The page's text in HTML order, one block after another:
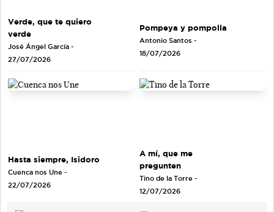
Verde, que te quiero
verde
José Ángel García -
27/07/2026
Pompeya y pompolla
Antonio Santos -
18/07/2026
Hasta siempre, Isidoro
Cuenca nos Une -
22/07/2026
A mí, que me
pregunten
Tino de la Torre -
12/07/2026